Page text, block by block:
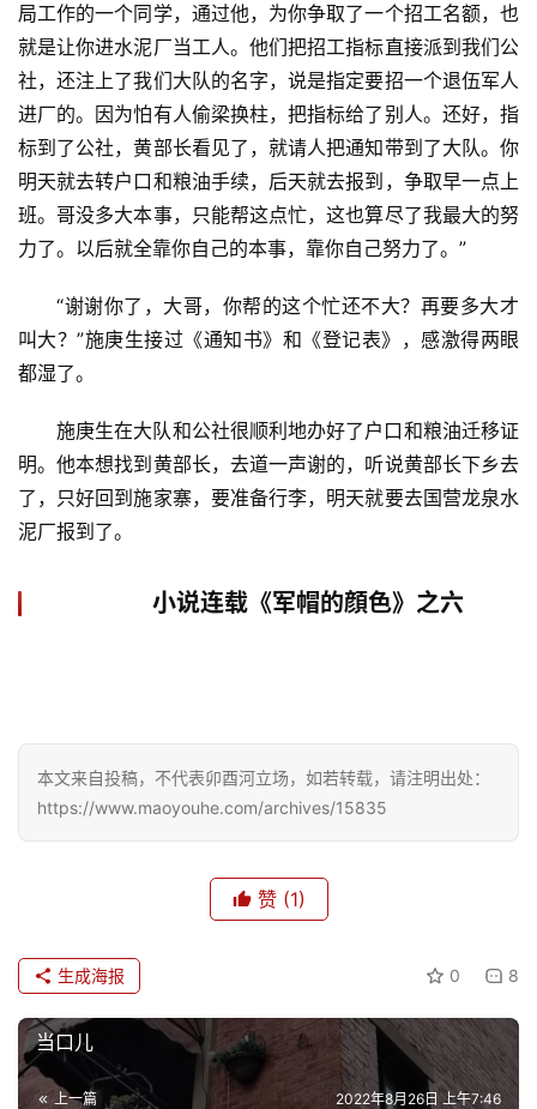
生
活
情
感
旅
游
儿
专
题
局工作的一个同学，通过他，为你争取了一个招工名额，也
就是让你进水泥厂当工人。他们把招工指标直接派到我们公
社，还注上了我们大队的名字，说是指定要招一个退伍军人
进厂的。因为怕有人偷梁换柱，把指标给了别人。还好，指
标到了公社，黄部长看见了，就请人把通知带到了大队。你
明天就去转户口和粮油手续，后天就去报到，争取早一点上
班。哥没多大本事，只能帮这点忙，这也算尽了我最大的努
力了。以后就全靠你自己的本事，靠你自己努力了。”
“谢谢你了，大哥，你帮的这个忙还不大？再要多大才
叫大？”施庚生接过《通知书》和《登记表》，感激得两眼
都湿了。
施庚生在大队和公社很顺利地办好了户口和粮油迁移证
明。他本想找到黄部长，去道一声谢的，听说黄部长下乡去
了，只好回到施家寨，要准备行李，明天就要去国营龙泉水
泥厂报到了。
小说连载《军帽的顔色》之六
本文来自投稿，不代表卯酉河立场，如若转载，请注明出处：
https://www.maoyouhe.com/archives/15835
赞 (1)
0 8
生成海报
当口儿
上一篇 2022年8月26日 上午7:46